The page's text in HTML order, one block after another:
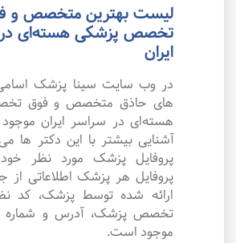
لیست بهترین متخصص و
تخصص پزشکی هسته‌ای
ایران
در وب سایت سینا پزشک اسامی
های حاذق متخصص و فوق
هسته‌ای در سراسر ایران
آشنایی بیشتر با این دکتر ها می
پروفایل پزشک مورد نظر
پروفایل هر پزشک اطلاعاتی از
ارائه شده توسط پزشک، کد
تخصص پزشک، آدرس و
موجود است.